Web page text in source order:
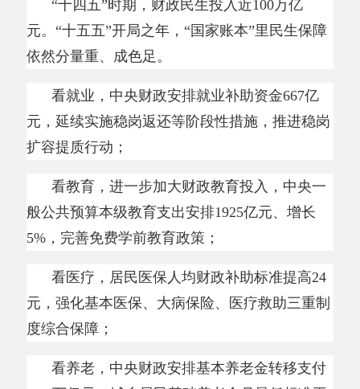
看医疗，居民医保人均财政补助标准提高24
元，强化基本医保、大病保险、医疗救助三重制
度综合保障；
看养老，中央财政安排基本养老金转移支付
1.25万亿元，城乡居民基础养老金月最低标准再
“可以看到，今年更多财力向投资于人、民生
人大代表、辽宁省沈阳市外事服务学校党委书记
马英说。
蓝佛安介绍，今年预算安排中，教育、社会
保障和就业、卫生健康、住房保障
事业蓬勃发展，也努力保障每个小家庭的生活蒸